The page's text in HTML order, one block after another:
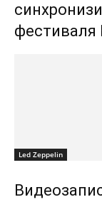
фестиваля
Led Zeppelin